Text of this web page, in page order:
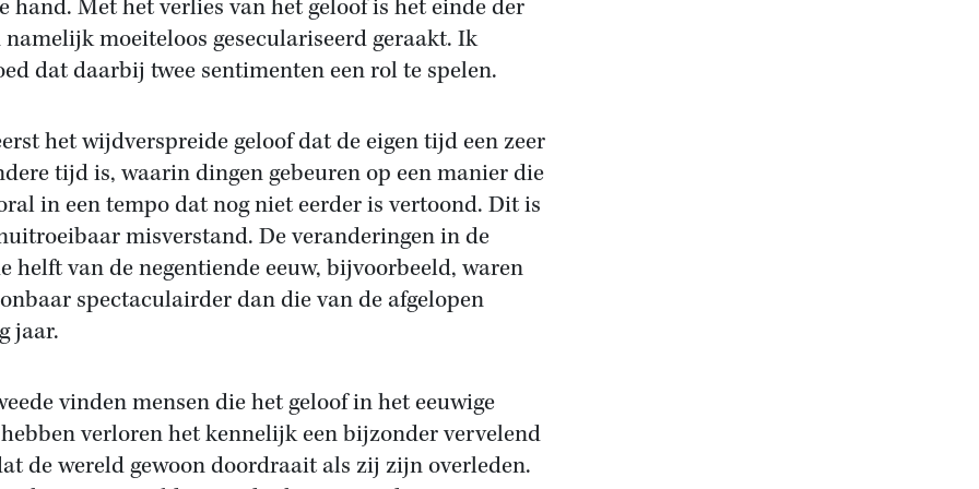
hand. Met het verlies van het geloof is het einde der
moeiteloos geseculariseerd geraakt. Ik
dat daarbij twee sentimenten een rol te spelen.
het wijdverspreide geloof dat de eigen tijd een zeer
tijd is, waarin dingen gebeuren op een manier die
in een tempo dat nog niet eerder is vertoond. Dit is
misverstand. De veranderingen in de
helft van de negentiende eeuw, bijvoorbeeld, waren
spectaculairder dan die van de afgelopen
jaar.
vinden mensen die het geloof in het eeuwige
verloren het kennelijk een bijzonder vervelend
de wereld gewoon doordraait als zij zijn overleden.